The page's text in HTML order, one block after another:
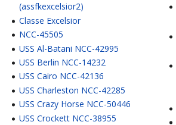
(assfkexcelsior2)
Classe Excelsior
NCC-45505
USS Al-Batani NCC-42995
USS Berlin NCC-14232
USS Cairo NCC-42136
USS Charleston NCC-42285
USS Crazy Horse NCC-50446
USS Crockett NCC-38955